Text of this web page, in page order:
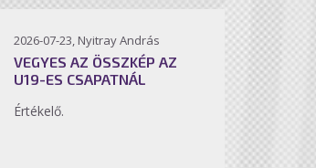
2026-07-23, Nyitray András
VEGYES AZ ÖSSZKÉP AZ
U19-ES CSAPATNÁL
Értékelő.